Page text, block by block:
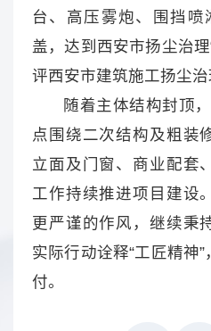
台、高压雾炮、围挡喷
盖，达到西安市扬尘治
评西安市建筑施工扬尘治
随着主体结构封顶
点围绕二次结构及粗装
立面及门窗、商业配套
工作持续推进项目建设
更严谨的作风，继续秉
实际行动诠释“工匠精神
付。